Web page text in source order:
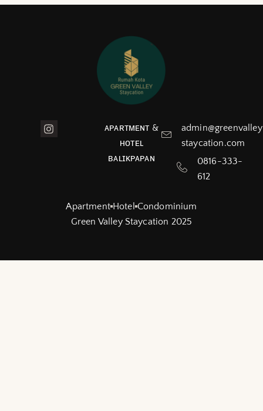
ᴀᴘᴀʀᴛᴍᴇɴᴛ &
ʜᴏᴛᴇʟ
ʙᴀʟɪᴋᴘᴀᴘᴀɴ
staycation.com
0816-333-
612
Apartment Hotel Condominium
Green Valley Staycation 2025